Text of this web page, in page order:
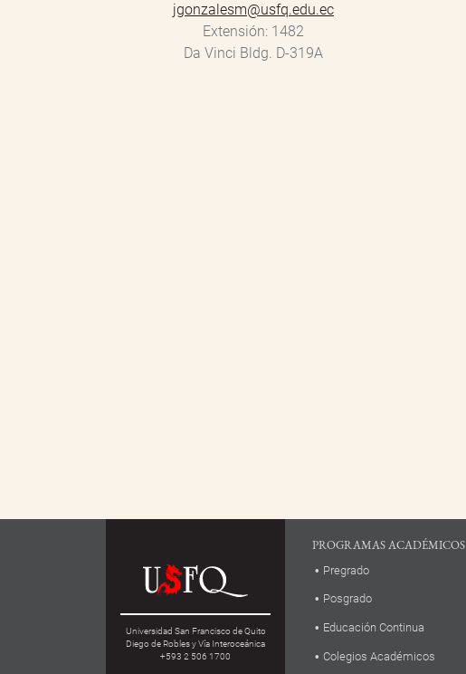
jgonzalesm@usfq.edu.ec
Extensión 1482
Da Vinci Bldg. D-319A
Universidad San Francisco de Quito
Diego de Robles y Vía Interoceánica
+593 2 506 1700
PROGRAMAS ACADÉMICOS
Pregrado
Posgrado
Educación Continua
Colegios Académicos